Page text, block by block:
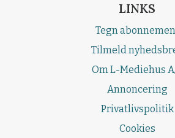
LINKS
Tegn
Tilmeld
Om L-Mediehus
Annoncering
Privatlivspolitik
Cookies